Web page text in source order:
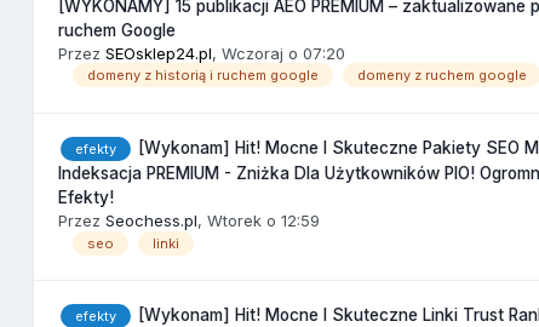
[WYKONAMY] 15 publikacji AEO PREMIUM – zaktualizowane
ruchem Google
PrzezSEOsklep24.pl,Wczoraj o 07:20
domeny z historią i ruchem google domeny z ruchem google
efekty
[Wykonam] Hit! Mocne I Skuteczne Pakiety SEO
Indeksacja PREMIUM - Zniżka Dla Użytkowników PIO!
Efekty!
PrzezSeochess.pl,Wtorek o 12:59
seo linki
efekty
[Wykonam] Hit! Mocne I Skuteczne Linki Trust